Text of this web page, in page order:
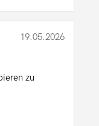
19.05.2026
zu